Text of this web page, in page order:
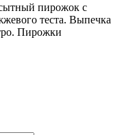
сытный пирожок с
теста. Выпечка
Пирожки